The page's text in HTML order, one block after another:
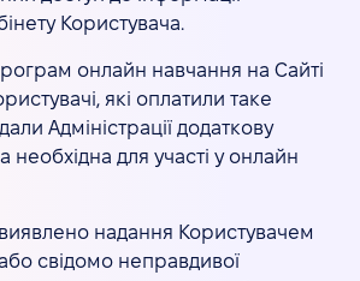
Користувача.
онлайн навчання на Сайті
які оплатили таке
Адміністрації додаткову
необхідна для участі у онлайн
надання Користувачем
свідомо неправдивої